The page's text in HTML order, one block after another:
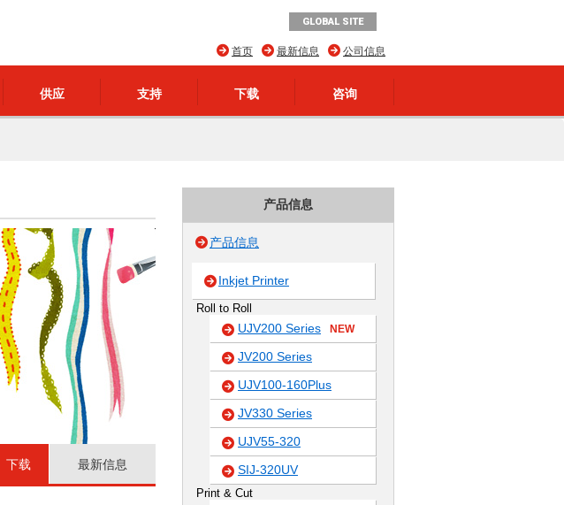
GLOBAL SITE
公司信息
最新信息
首页
供应 支持 下载 咨询
下载 最新信息
产品信息
产品信息
Inkjet Printer
Roll to Roll
UJV200 Series NEW
JV200 Series
UJV100-160Plus
JV330 Series
UJV55-320
SIJ-320UV
Print & Cut